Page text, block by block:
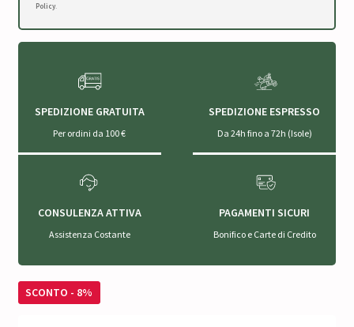
Policy.
SPEDIZIONE GRATUITA
Per ordini da 100 €
SPEDIZIONE ESPRESSO
Da 24h fino a 72h (Isole)
CONSULENZA ATTIVA
Assistenza Costante
PAGAMENTI SICURI
Bonifico e Carte di Credito
SCONTO - 8%